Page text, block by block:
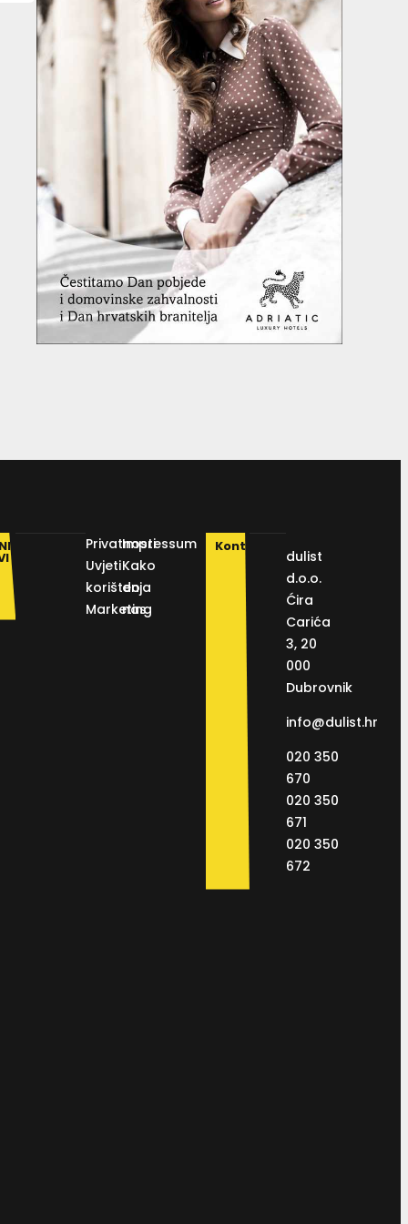
Privatnosti
Uvjeti
korištenja
Marketing
Impressum
Kako
do
nas
Kontakt
dulist
d.o.o.
Ćira
Carića
3, 20
000
Dubrovnik
info@dulist.hr
020 350
670
020 350
671
020 350
672